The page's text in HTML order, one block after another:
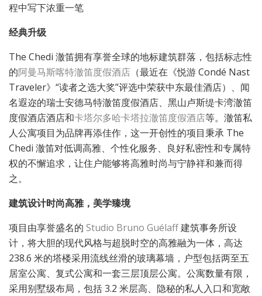
程中写下浓重一笔
经典升级
The Chedi 澈笛拥有享誉全球的地标建筑群落，包括标志性
的阿曼马斯喀特澈笛度假酒店 （最近在《悦游 Condé Nast
Traveler》“读者之选大奖”评选中荣获中东最佳酒店）、闻
名遐迩的瑞士安德马特澈笛度假酒店、黑山卢斯缇卡湾澈笛
度假酒店酒店和卡塔尔多哈卡塔拉澈笛度假酒店等。澈笛私
人公寓项目为品牌再添佳作，这一开创性的项目秉承 The
Chedi 澈笛对低调高雅、个性化服务、良好私密性和专属特
权的不懈追求，让住户能够将高雅时尚与宁静祥和兼而得
之。
建筑设计时尚高雅，美学臻境
项目由享誉盛名的 Studio Bruno Guélaff建筑事务所设
计，将大胆的现代风格与超脱时空的高雅融为一体，高达
238.6 米的塔楼采用流线丝滑的玻璃幕墙，户型包括两至五
居室公寓、复式公寓和一套三层顶层公寓。公寓数量有限，
采用别墅级布局，包括 3.2 米层高、隐秘的私人入口和宽敞